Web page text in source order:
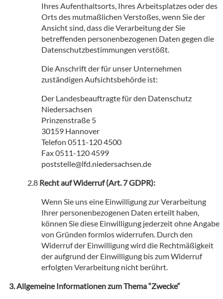
Ihres Aufenthaltsorts, Ihres Arbeitsplatzes oder des
Orts des mutmaßlichen Verstoßes, wenn Sie der
Ansicht sind, dass die Verarbeitung der Sie
betreffenden personenbezogenen Daten gegen die
Datenschutzbestimmungen verstößt.
Die Anschrift der für unser Unternehmen
zuständigen Aufsichtsbehörde ist:
Der Landesbeauftragte für den Datenschutz
Niedersachsen
Prinzenstraße 5
30159 Hannover
Telefon 0511-120 4500
Fax 0511-120 4599
poststelle@lfd.niedersachsen.de
Recht auf Widerruf (Art. 7 GDPR):
Wenn Sie uns eine Einwilligung zur Verarbeitung
Ihrer personenbezogenen Daten erteilt haben,
können Sie diese Einwilligung jederzeit ohne Angabe
von Gründen formlos widerrufen. Durch den
Widerruf der Einwilligung wird die Rechtmäßigkeit
der aufgrund der Einwilligung bis zum Widerruf
erfolgten Verarbeitung nicht berührt.
Allgemeine Informationen zum Thema “Zwecke“